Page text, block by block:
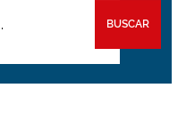
BUSCAR